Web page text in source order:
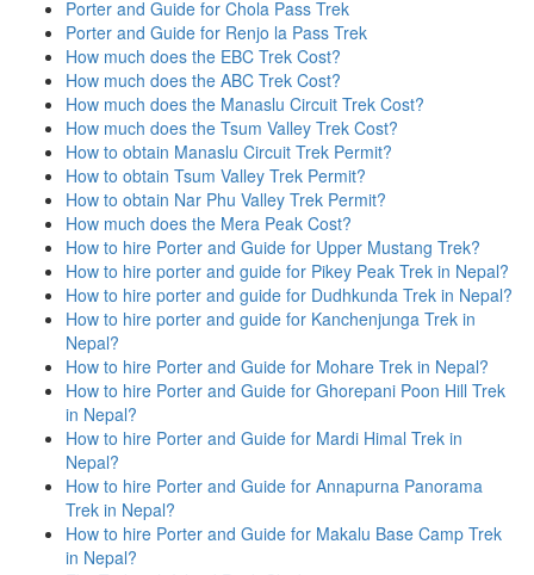
Porter and Guide for Chola Pass Trek
Porter and Guide for Renjo la Pass Trek
How much does the EBC Trek Cost?
How much does the ABC Trek Cost?
How much does the Manaslu Circuit Trek Cost?
How much does the Tsum Valley Trek Cost?
How to obtain Manaslu Circuit Trek Permit?
How to obtain Tsum Valley Trek Permit?
How to obtain Nar Phu Valley Trek Permit?
How much does the Mera Peak Cost?
How to hire Porter and Guide for Upper Mustang Trek?
How to hire porter and guide for Pikey Peak Trek in Nepal?
How to hire porter and guide for Dudhkunda Trek in Nepal?
How to hire porter and guide for Kanchenjunga Trek in
Nepal?
How to hire Porter and Guide for Mohare Trek in Nepal?
How to hire Porter and Guide for Ghorepani Poon Hill Trek
in Nepal?
How to hire Porter and Guide for Mardi Himal Trek in
Nepal?
How to hire Porter and Guide for Annapurna Panorama
Trek in Nepal?
How to hire Porter and Guide for Makalu Base Camp Trek
in Nepal?